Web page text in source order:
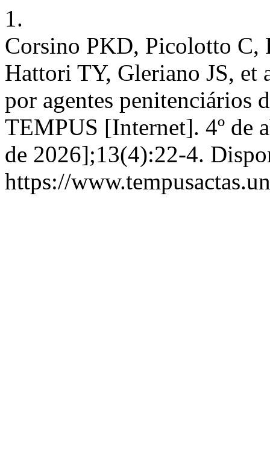
1.
Corsino PKD, Picolotto C,
Hattori TY, Gleriano JS, et
por agentes penitenciários
TEMPUS [Internet]. 4º de
de 2026];13(4):22-4.
https://